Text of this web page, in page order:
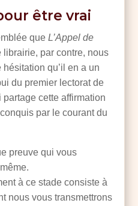
être vrai
queL’Appel de
librairie, par contre, nous
qu’il en a un
du premier lectorat de
partage cette affirmation
par le courant du
preuve qui vous
à ce stade consiste à
nous vous transmettrons